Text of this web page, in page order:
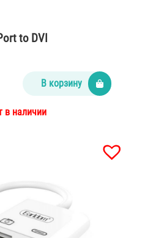
to DVI
В корзину
в наличии